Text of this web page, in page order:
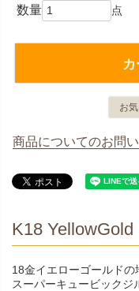
カ
お
商品についてのお問
K18
18金イエローゴールドの
スーパーキュービックジ